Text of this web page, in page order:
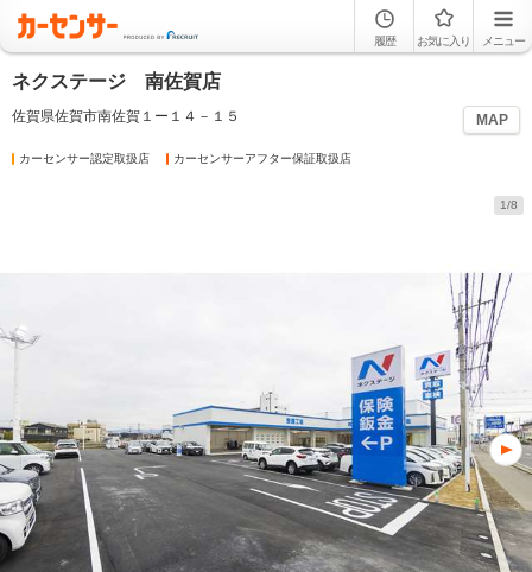
履歴 お気に入り メニュー
ネクステージ 南佐賀店
佐賀県佐賀市南佐賀１ー１４－１５ MAP
カーセンサー認定取扱店 カーセンサーアフター保証取扱店
1/8